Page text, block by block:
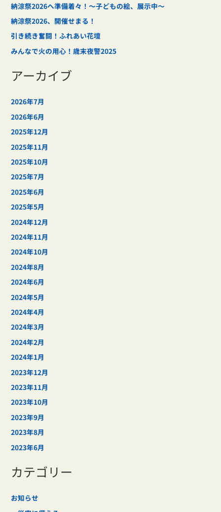
納涼祭2026へ準備着々！～子どもの絵、展示中～
納涼祭2026、開催せまる！
引き続き奮闘！ふれあい花壇
みんなで火の用心！歳末夜警2025
アーカイブ
2026年7月
2026年6月
2025年12月
2025年11月
2025年10月
2025年7月
2025年6月
2025年5月
2024年12月
2024年11月
2024年10月
2024年8月
2024年6月
2024年5月
2024年4月
2024年3月
2024年2月
2024年1月
2023年12月
2023年11月
2023年10月
2023年9月
2023年8月
2023年6月
カテゴリー
お知らせ